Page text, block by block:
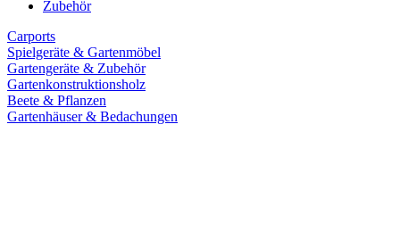
Zubehör
Carports
Spielgeräte & Gartenmöbel
Gartengeräte & Zubehör
Gartenkonstruktionsholz
Beete & Pflanzen
Gartenhäuser & Bedachungen